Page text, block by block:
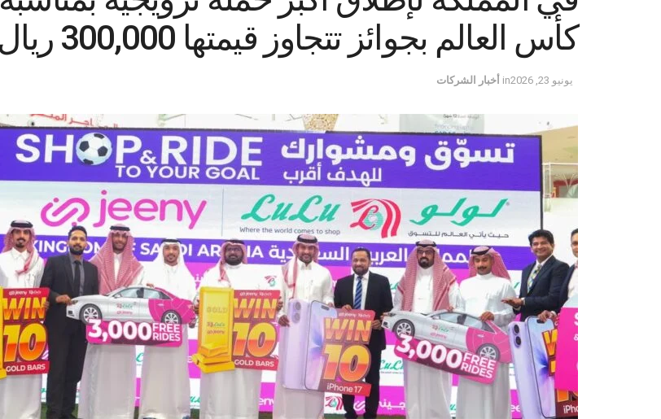
كأس العالم بجوائز تتجاوز قيمتها 300,000 ريال
يونيو 23, 2026 in أخبار الشركات